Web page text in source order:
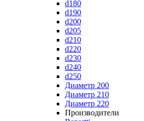
d180
d190
d200
d205
d210
d220
d230
d240
d250
Диаметр 200
Диаметр 210
Диаметр 220
Производители